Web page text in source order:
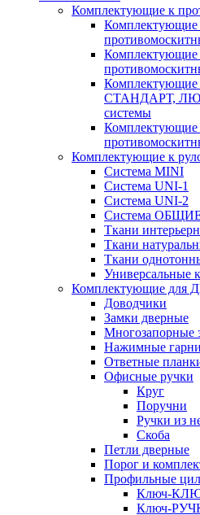
Комплектующие к
СТАНДАРТ,
системы
Комплектующие к
Система MINI
Система UNI-1
Система UNI-2
Система
Ткани
Ткани
Ткани
Универсальные
Комплектующие
Доводчики
Замки дверные
Многозапорные
Нажимные
Ответные
Офисные ручки
Круг
Поручни
Ручки из
Скоба
Петли дверные
Порог и
Профильные
Ключ-
Ключ-